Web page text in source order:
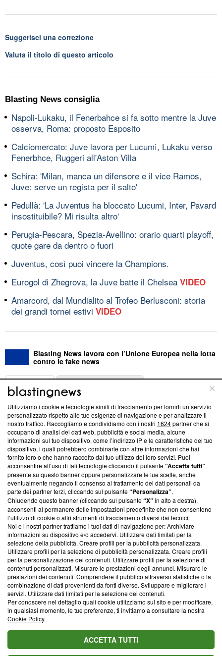
Suggerisci una correzione
Valuta il titolo di questo articolo
Blasting News consiglia
Napoli-Lukaku, il Fenerbahce si fa sotto mentre la Juve
osserva, Roma: proposto Esposito
Calciomercato: Juve lavora per Lucumì, Lukaku verso
Fenerbhce, Ruggeri all'Aston Villa
Schira: 'Milan, manca un difensore e il vice Ramos,
Juve: serve un regista per il salto'
Pedullà: 'La Juventus ha bloccato Lucumi, Inter, Pavard
insostituibile? Mi risulta altro'
Perugia-Pescara, Spezia-Avellino: orario quarti playoff,
quote gare da dentro o fuori
Juventus, così puoi vincere la Champions.
Eurogol di Zhegrova, la Juve batte il Chelsea VIDEO
Amarcord, dal Mundialito al Trofeo Berlusconi: storia
dei grandi tornei estivi VIDEO
Blasting News lavora con l’Unione Europea nella lotta
contro le fake news
ABOUT
Questa sezione offre informazioni trasparenti su Blasting
News, sui nostri processi editoriali e su come ci impegniamo a
creare news di qualità. Inoltre, afferma la nostra aderenza a
‘Trust Project - News with Integrity’Blasting News non è
ancora membro del programma, ma ha richiesto di farne
parte; Trust Project non ha ancora effettuato una verifica di
conformità agli standard.
Su di noi
Team editoriale
Corporate
Redazione
Informativa Privacy
Cookie Policy
Blasting SA, IDI CHE-247.845.224, Via Carlo Frasca, 3 - 6900
Lugano (Svizzera) Tel:+39 0690258937
© 2026 Blasting News
Utilizziamo i cookie e tecnologie simili di tracciamento per fornirti un servizio
personalizzato rispetto alle tue esigenze di navigazione e per analizzare il
nostro traffico. Raccogliamo e condividiamo con i nostri 1624partner che si
occupano di analisi dei dati web, pubblicità e social media, alcune
informazioni sul tuo dispositivo, come l’indirizzo IP e le caratteristiche del tuo
dispositivo, i quali potrebbero combinarle con altre informazioni che hai
fornito loro o che hanno raccolto dal tuo utilizzo dei loro servizi. Puoi
acconsentire all’uso di tali tecnologie cliccando il pulsante“Accetta tutti”
presente su questo banner oppure personalizzare le tue scelte, anche
eventualmente negando il consenso al trattamento dei dati personali da
parte dei partner terzi, cliccando sul pulsante“Personalizza”.
Chiudendo questo banner (cliccando sul pulsante“X”in alto a destra),
acconsenti al permanere delle impostazioni predefinite che non consentono
l’utilizzo di cookie o altri strumenti di tracciamento diversi dai tecnici.
Noi e i nostri partner trattiamo i tuoi dati di navigazione per: Archiviare
informazioni su dispositivo e/o accedervi. Utilizzare dati limitati per la
selezione della pubblicità. Creare profili per la pubblicità personalizzata.
Utilizzare profili per la selezione di pubblicità personalizzata. Creare profili
per la personalizzazione dei contenuti. Utilizzare profili per la selezione di
contenuti personalizzati. Misurare le prestazioni degli annunci. Misurare le
prestazioni dei contenuti. Comprendere il pubblico attraverso statistiche o la
combinazione di dati provenienti da fonti diverse. Sviluppare e migliorare i
servizi. Utilizzare dati limitati per la selezione dei contenuti.
Per conoscere nel dettaglio quali cookie utilizziamo sul sito e per modificare,
in qualsiasi momento, le tue preferenze, ti invitiamo a consultare la nostra
Cookie Policy.
ACCETTA TUTTI